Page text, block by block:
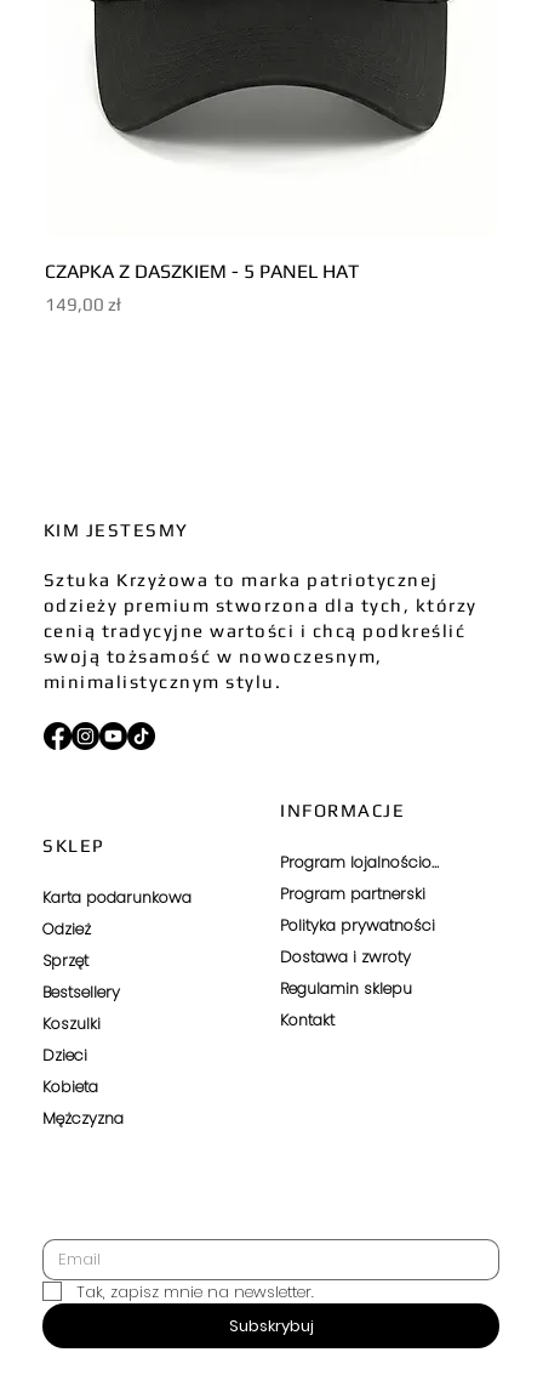
CZAPKA Z DASZKIEM - 5 PANEL HAT
Cena
149,00 zł
KIM JESTESMY
Sztuka Krzyżowa to marka patriotycznej
odzieży premium stworzona dla tych, którzy
cenią tradycyjne wartości i chcą podkreślić
swoją tożsamość w nowoczesnym,
minimalistycznym stylu.
SUBSKRYBUJ
Tak, zapisz mnie na newsletter.
Subskrybuj
INFORMACJE
Program lojalnościowy
Program partnerski
Polityka prywatności
Dostawa i zwroty
Regulamin sklepu
Kontakt
SKLEP
Karta podarunkowa
Odzież
Sprzęt
Bestsellery
Koszulki
Dzieci
Kobieta
Mężczyzna